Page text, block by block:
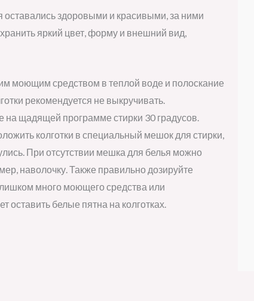
оставались здоровыми и красивыми, за ними
яркий цвет, форму и внешний вид,
моющим средством в теплой воде и полоскание
рекомендуется не выкручивать.
на щадящей программе стирки 30 градусов.
колготки в специальный мешок для стирки,
При отсутствии мешка для белья можно
наволочку. Также правильно дозируйте
много моющего средства или
оставить белые пятна на колготках.